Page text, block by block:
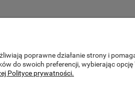
MOJE KONTO
poprawne działanie strony i
do swoich preferencji, wybierając opcję
Polityce prywatności.